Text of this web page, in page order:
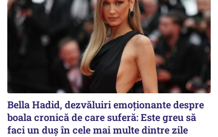
Bella Hadid, dezvăluiri emoționante despre
boala cronică de care suferă: Este greu să
faci un duș în cele mai multe dintre zile